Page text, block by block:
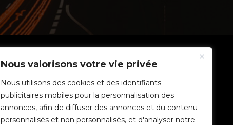
Nous valorisons votre vie privée
Nous utilisons des cookies et des identifiants
publicitaires mobiles pour la personnalisation des
annonces, afin de diffuser des annonces et du contenu
personnalisés et non personnalisés, et d'analyser notre
SOCIÉTÉ
Communauté V2C
e-Chargers